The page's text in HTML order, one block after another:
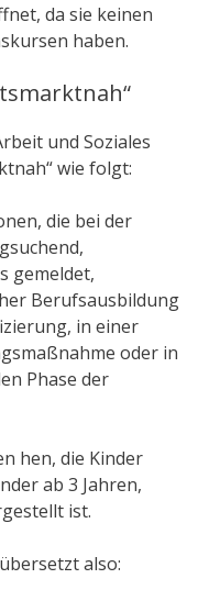
da sie keinen
haben.
und Soziales
wie folgt:
die bei der
gemeldet,
Berufsausbildung
in einer
oder in
Phase der
hen, die Kinder
ab 3 Jahren,
ist.
also: